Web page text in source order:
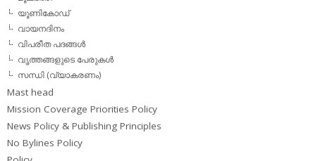
യൂണികോഡ്
വായനദിനം
വിപരീത പദങ്ങള്‍
വൃത്തങ്ങളുടെ പേരുകള്‍
സന്ധി (വ്യാകരണം)
Mast head
Mission Coverage Priorities Policy
News Policy & Publishing Principles
No Bylines Policy